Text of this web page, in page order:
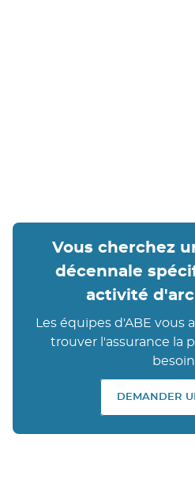
Vous cherchez
décennale
activité
Les équipes d'ABE
trouver l'assurance la
DEMANDER